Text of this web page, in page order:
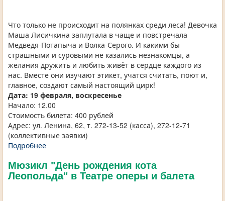
Что только не происходит на полянках среди леса! Девочка
Маша Лисичкина заплутала в чаще и повстречала
Медведя-Потапыча и Волка-Серого. И какими бы
страшными и суровыми не казались незнакомцы, а
желания дружить и любить живёт в сердце каждого из
нас. Вместе они изучают этикет, учатся считать, поют и,
главное, создают самый настоящий цирк!
Дата: 19 февраля, воскресенье
Начало: 12.00
Стоимость билета: 400 рублей
Адрес: ул. Ленина, 62, т. 272-13-52 (касса), 272-12-71
(коллективные заявки)
Подробнее
Мюзикл "День рождения кота
Леопольда" в Театре оперы и балета